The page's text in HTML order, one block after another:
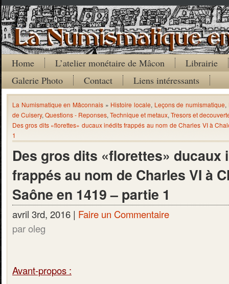
Home L’atelier monétaire de Mâcon
Librairie
Galerie Photo
Contact Liens intéressants
La Numismatique en Mâconnais » Histoire locale, Leçons de numismatique,
de Cuisery, Questions - Reponses, Technique et metaux, Tresors et
Des gros dits «florettes» ducaux inédits frappés au nom de Charles VI à
1
Des gros dits «florettes» ducaux
frappés au nom de Charles VI à
Saône en 1419 – partie 1
avril 3rd, 2016 | Faire un Commentaire
par oleg
Avant-propos :